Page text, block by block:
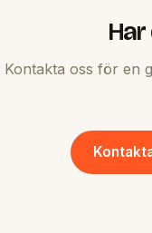
Kontakta oss för en